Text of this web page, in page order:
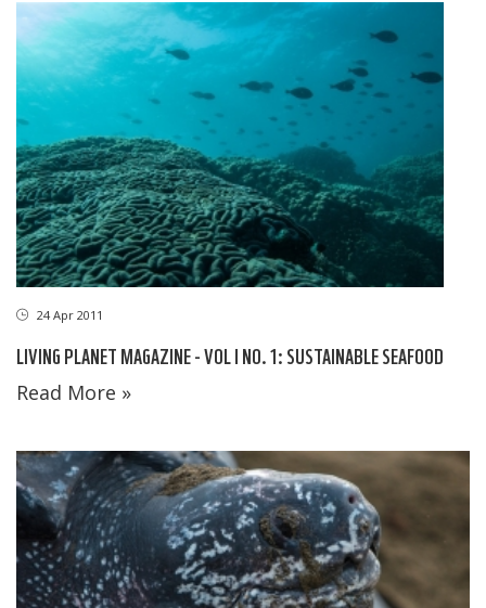
24 Apr 2011
LIVING PLANET MAGAZINE - VOL I NO. 1: SUSTAINABLE SEAFOOD
Read More »